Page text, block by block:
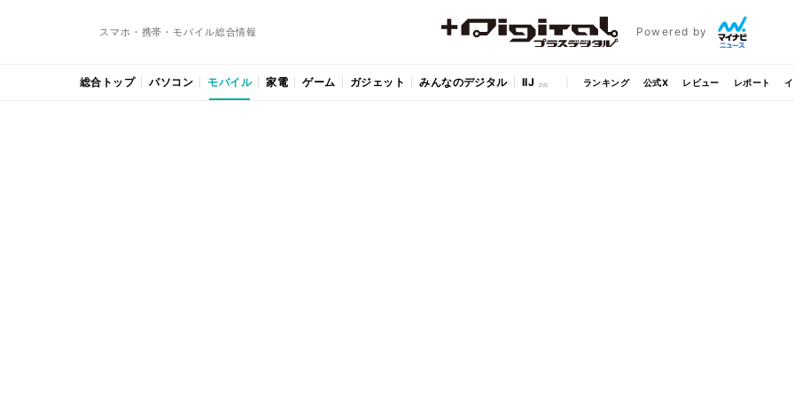
スマホ・携帯・モバイル総合情報 Powered by
総合トップ パソコン モバイル 家電 ゲーム ガジェット みんなのデジタル IIJ ランキング 公式X レビュー レポート